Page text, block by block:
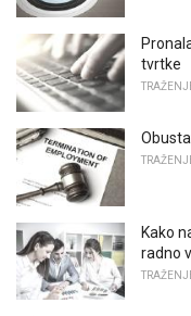
tvrtke
Kako
radno